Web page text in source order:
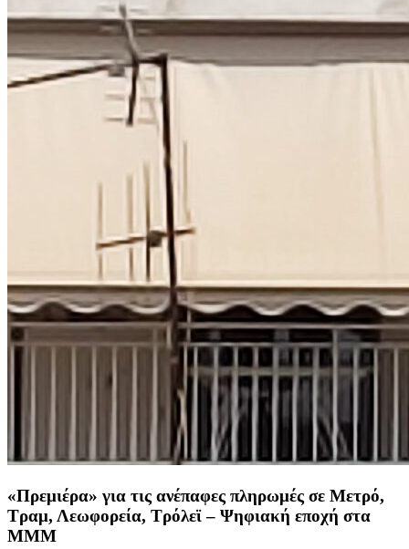
«Πρεμιέρα» για τις ανέπαφες πληρωμές σε Μετρό,
Τραμ, Λεωφορεία, Τρόλεϊ – Ψηφιακή εποχή στα
ΜΜΜ